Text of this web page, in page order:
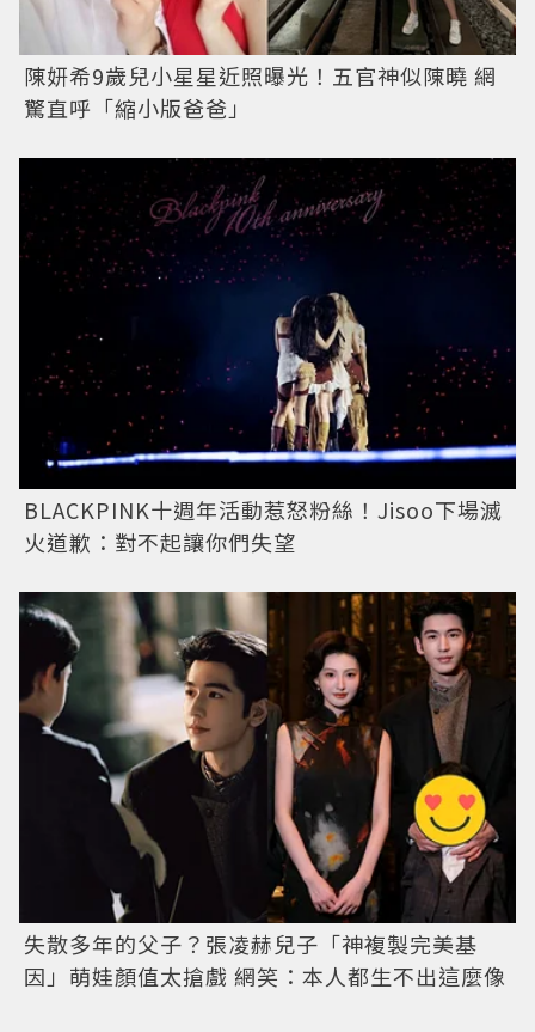
陳妍希9歲兒小星星近照曝光！五官神似陳曉 網
驚直呼「縮小版爸爸」
BLACKPINK十週年活動惹怒粉絲！Jisoo下場滅
火道歉：對不起讓你們失望
失散多年的父子？張凌赫兒子「神複製完美基
因」萌娃顏值太搶戲 網笑：本人都生不出這麼像